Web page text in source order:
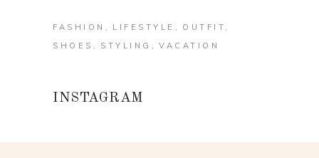
FASHION LIFESTYLE
OUTFIT
SHOES
STYLING VACATION
INSTAGRAM